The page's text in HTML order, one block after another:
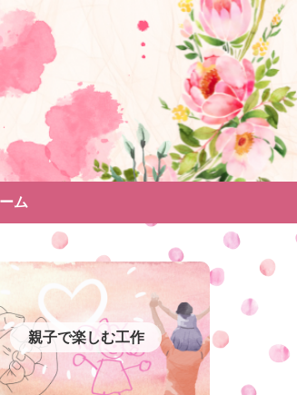
ム
親子で楽しむ工作